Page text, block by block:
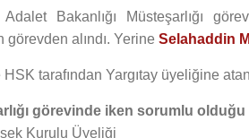
Bakanlığı Müsteşarlığı
görevden alındı. Yerine Selahaddin
tarafından Yargıtay üyeliğine
görevinde iken sorumlu
Kurulu Üyeliği